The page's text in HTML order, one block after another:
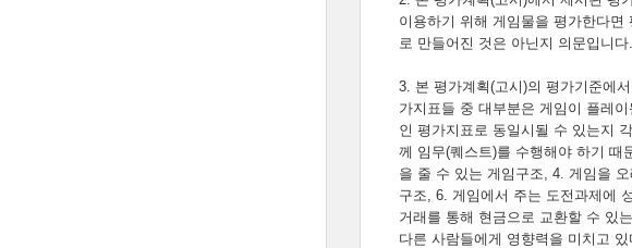
이용하기 위해 게임물을 평가한다
로 만들어진 것은 아닌지 의문입니
3. 본 평가계획(고시)의 평가기준에
가지표들 중 대부분은 게임이 플레
인 평가지표로 동일시될 수 있는지
께 임무(퀘스트)를 수행해야 하기 때
을 줄 수 있는 게임구조, 4. 게임을
구조, 6. 게임에서 주는 도전과제에
거래를 통해 현금으로 교환할 수 있
다른 사람들에게 영향력을 미치고